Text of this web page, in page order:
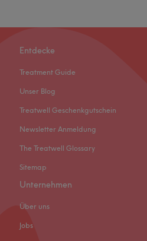
Entdecke
Treatment Guide
Unser Blog
Treatwell Geschenkgutschein
Newsletter Anmeldung
The Treatwell Glossary
Sitemap
Unternehmen
Über uns
Jobs